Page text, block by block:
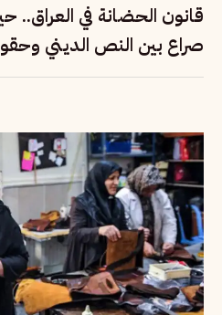
قانون الحضانة في
صراع بين النص الديني